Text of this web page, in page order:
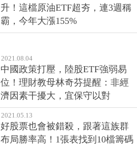
升！這檔原油ETF超夯，連3週稱
霸，今年大漲155%
2021.08.04
中國政策打壓，陸股ETF強弱易
位！理財教母林奇芬提醒：非經
濟因素干擾大，宜保守以對
2021.05.13
好股票也會被錯殺，跟著這族群
布局勝率高！1張表找到10檔籌碼